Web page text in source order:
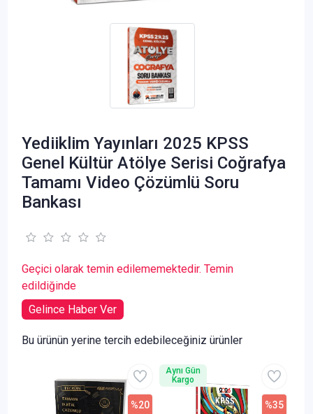
Yediiklim Yayınları 2025 KPSS
Genel Kültür Atölye Serisi Coğrafya
Tamamı Video Çözümlü Soru
Bankası
Geçici olarak temin edilememektedir. Temin
edildiğinde
Gelince Haber Ver
Bu ürünün yerine tercih edebileceğiniz ürünler
%20 %35
Aynı Gün
Kargo